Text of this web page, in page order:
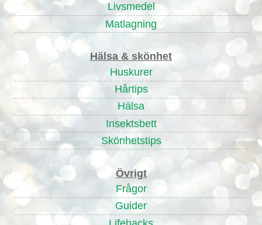
Livsmedel
Matlagning
Hälsa & skönhet
Huskurer
Hårtips
Hälsa
Insektsbett
Skönhetstips
Övrigt
Frågor
Guider